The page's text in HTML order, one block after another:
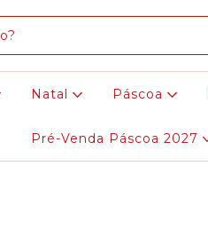
Natal Páscoa
Pré-Venda Páscoa 2027